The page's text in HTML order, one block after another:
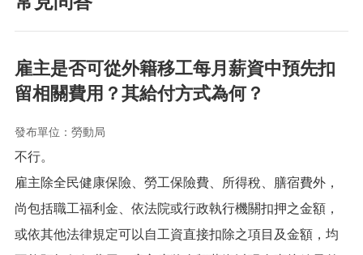
局
關
通
訊
業
務
資
訊
民
雇主是否可從外籍移工每月薪資中預先扣
留相關費用？其給付方式為何？
發布單位：勞動局
不行。
雇主除全民健康保險、勞工保險費、所得稅、膳宿費外，
尚包括職工福利金、依法院或行政執行機關扣押之金額，
或依其他法律規定可以自工資直接扣除之項目及金額，均